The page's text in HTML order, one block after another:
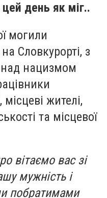
день як міг..
могили
Словкурорті, з
нацизмом
жителі,
та місцевої
вітаємо вас зі
мужність і
побратимами